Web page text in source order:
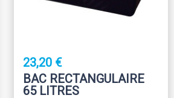
23,20 €
BAC RECTANGULAIRE
65 LITRES